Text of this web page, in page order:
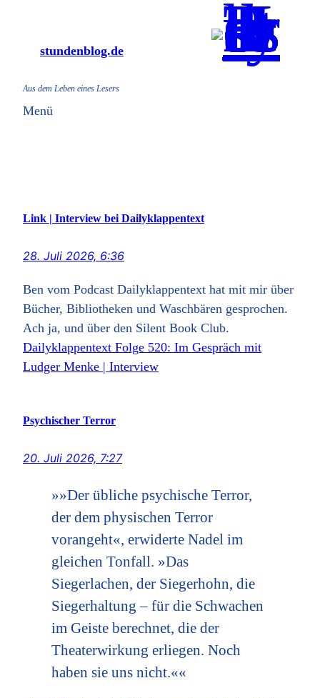
springenstundenblog.de
Aus dem Leben eines Lesers
Menü
Link | Interview bei Dailyklappentext
28. Juli 2026, 6:36
Ben vom Podcast Dailyklappentext hat mit mir über
Bücher, Bibliotheken und Waschbären gesprochen.
Ach ja, und über den Silent Book Club.
Dailyklappentext Folge 520: Im Gespräch mit
Ludger Menke | Interview
Psychischer Terror
20. Juli 2026, 7:27
»»Der übliche psychische Terror,
der dem physischen Terror
vorangeht«, erwiderte Nadel im
gleichen Tonfall. »Das
Siegerlachen, der Siegerhohn, die
Siegerhaltung – für die Schwachen
im Geiste berechnet, die der
Theaterwirkung erliegen. Noch
haben sie uns nicht.««